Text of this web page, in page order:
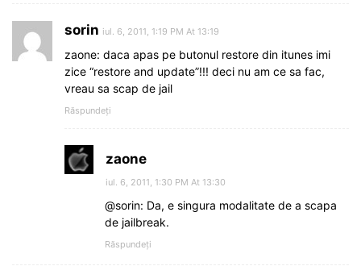
sorin iul. 6, 2011, 1:19 PM At 13:19
zaone: daca apas pe butonul restore din itunes imi
zice “restore and update”!!! deci nu am ce sa fac,
vreau sa scap de jail
Răspundeți
zaone
iul. 6, 2011, 1:30 PM At 13:30
@sorin: Da, e singura modalitate de a scapa
de jailbreak.
Răspundeți